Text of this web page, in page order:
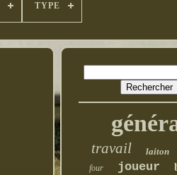
TYPE
travail laiton
four joueur